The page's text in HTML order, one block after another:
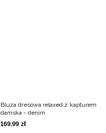
Bluza dresowa relaxed z kapturem
damska - denim
169,99 zł